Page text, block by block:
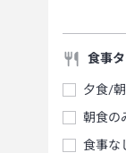
食事
夕食/
朝食の
食事な